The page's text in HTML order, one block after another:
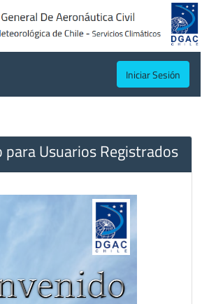
Iniciar Sesión
Usuarios Registrados